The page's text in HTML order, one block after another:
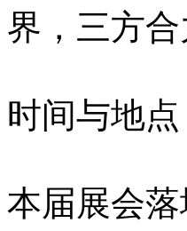
界，三方
时间与地点
本届展会